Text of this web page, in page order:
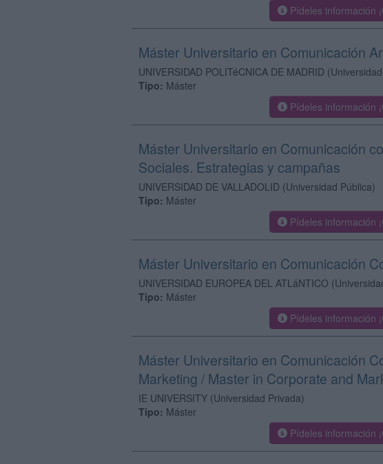
Pídeles información
Máster Universitario en Comunicación
UNIVERSIDAD POLITéCNICA DE MADRID
Tipo: Máster
Pídeles información
Máster Universitario en Comunicación
Sociales. Estrategias y campañas
UNIVERSIDAD DE VALLADOLID (Universidad Pública)
Tipo: Máster
Pídeles información
Máster Universitario en Comunicación
UNIVERSIDAD EUROPEA DEL ATLáNTICO
Tipo: Máster
Pídeles información
Máster Universitario en Comunicación
Marketing / Master in Corporate and
IE UNIVERSITY (Universidad Privada)
Tipo: Máster
Pídeles información